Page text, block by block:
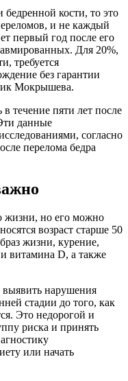
кости, то это
и не каждый
первый год после его
Для 20%,
требуется
без гарантии
Мокрышева.
течение пяти лет после
данные
согласно
перелома бедра
жизни, но его можно
возраст старше 50
жизни, курение,
витамина D, а также
выявить нарушения
стадии до того, как
Это недорогой и
риска и принять
или начать